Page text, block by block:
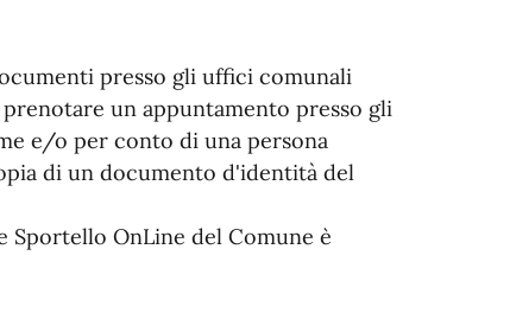
presso gli uffici comunali
un appuntamento presso gli
e/o per conto di una persona
di un documento d'identità del
Sportello OnLine del Comune è